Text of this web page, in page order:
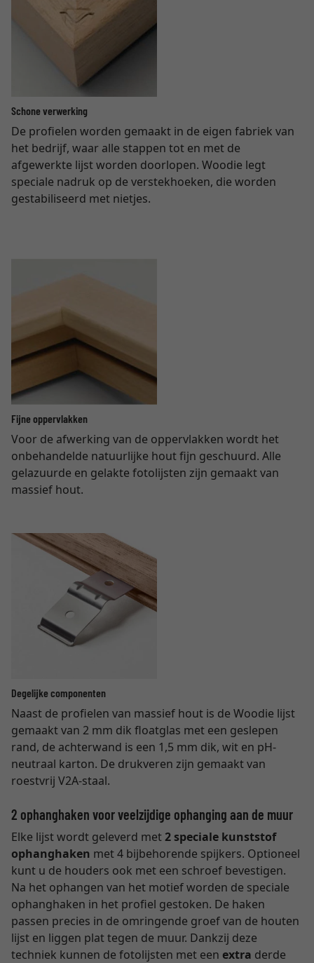
Schone verwerking
De profielen worden gemaakt in de eigen fabriek van
het bedrijf, waar alle stappen tot en met de
afgewerkte lijst worden doorlopen. Woodie legt
speciale nadruk op de verstekhoeken, die worden
gestabiliseerd met nietjes.
Fijne oppervlakken
Voor de afwerking van de oppervlakken wordt het
onbehandelde natuurlijke hout fijn geschuurd. Alle
gelazuurde en gelakte fotolijsten zijn gemaakt van
massief hout.
Degelijke componenten
Naast de profielen van massief hout is de Woodie lijst
gemaakt van 2 mm dik floatglas met een geslepen
rand, de achterwand is een 1,5 mm dik, wit en pH-
neutraal karton. De drukveren zijn gemaakt van
roestvrij V2A-staal.
2 ophanghaken voor veelzijdige ophanging aan de muur
Elke lijst wordt geleverd met2 speciale kunststof
ophanghaken met 4 bijbehorende spijkers. Optioneel
kunt u de houders ook met een schroef bevestigen.
Na het ophangen van het motief worden de speciale
ophanghaken in het profiel gestoken. De haken
passen precies in de omringende groef van de houten
lijst en liggen plat tegen de muur. Dankzij deze
techniek kunnen de fotolijsten met een extra derde